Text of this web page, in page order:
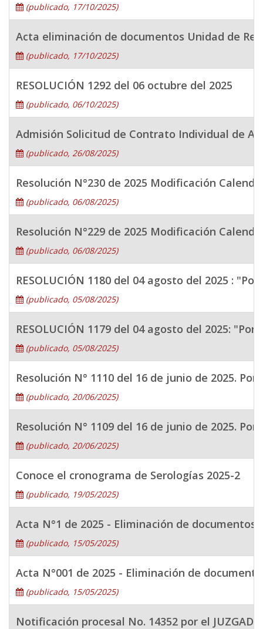
(publicado, 17/10/2025)
Acta eliminación de documentos Unidad de
(publicado, 17/10/2025)
RESOLUCIÓN 1292 del 06 octubre del 2025
(publicado, 06/10/2025)
Admisión Solicitud de Contrato Individual de
(publicado, 26/08/2025)
Resolución N°230 de 2025 Modificación
(publicado, 06/08/2025)
Resolución N°229 de 2025 Modificación
(publicado, 06/08/2025)
RESOLUCIÓN 1180 del 04 agosto del 2025 :
(publicado, 05/08/2025)
RESOLUCIÓN 1179 del 04 agosto del 2025:
(publicado, 05/08/2025)
Resolución N° 1110 del 16 de junio de 2025.
(publicado, 20/06/2025)
Resolución N° 1109 del 16 de junio de 2025.
(publicado, 20/06/2025)
Conoce el cronograma de Serologías 2025-2
(publicado, 19/05/2025)
Acta N°1 de 2025 - Eliminación de documentos
(publicado, 15/05/2025)
Acta N°001 de 2025 - Eliminación de
(publicado, 15/05/2025)
Notificación procesal No. 14352 por el